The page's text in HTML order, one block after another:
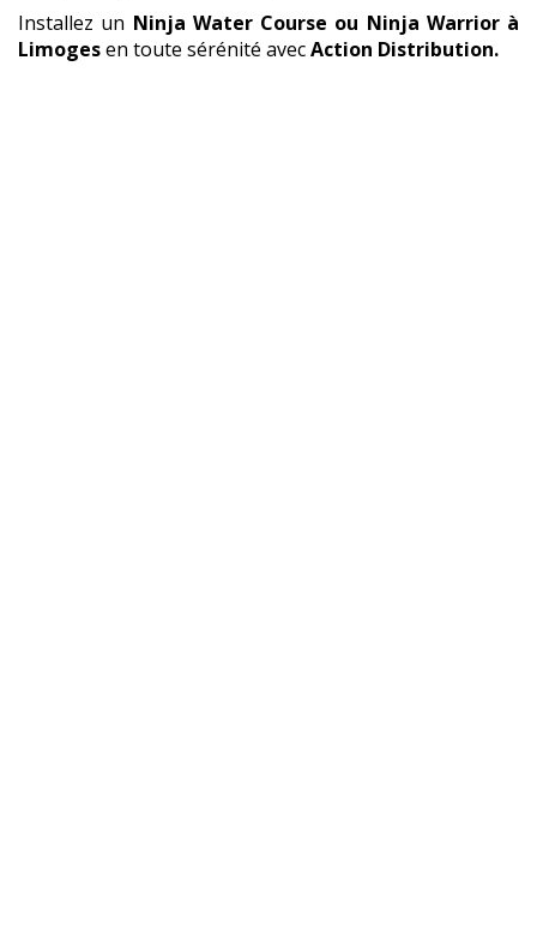
Installez un Ninja Water Course ou Ninja Warrior à
Limogesen toute sérénité avecAction Distribution.